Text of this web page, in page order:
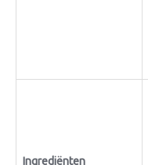
Ingrediënten